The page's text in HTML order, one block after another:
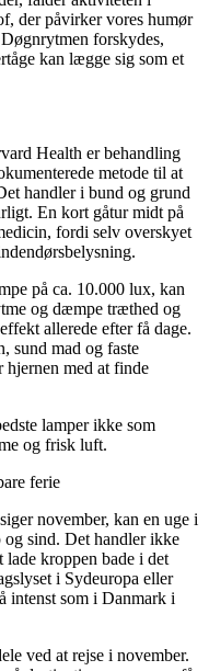
der påvirker vores humør
forskydes,
kan lægge sig som et
Health er behandling
metode til at
handler i bund og grund
En kort gåtur midt på
fordi selv overskyet
på ca. 10.000 lux, kan
og dæmpe træthed og
allerede efter få dage.
sund mad og faste
hjernen med at finde
lamper ikke som
og frisk luft.
ferie
november, kan en uge i
sind. Det handler ikke
kroppen bade i det
i Sydeuropa eller
intenst som i Danmark i
ved at rejse i november.